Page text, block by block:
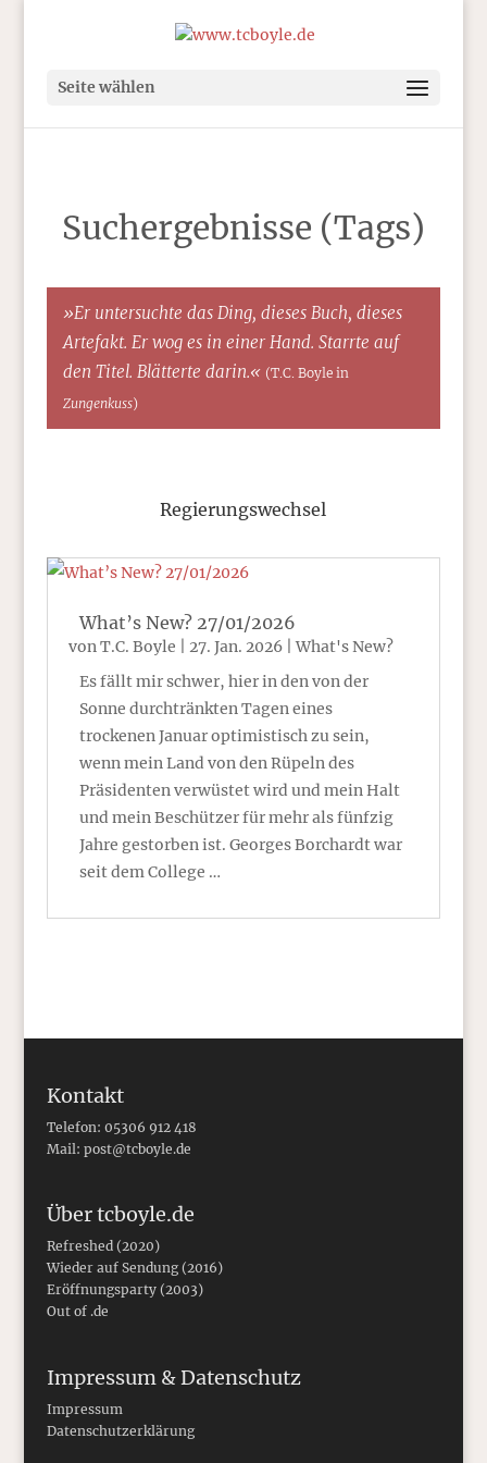
Seite wählen
Suchergebnisse (Tags)
»Er untersuchte das Ding, dieses Buch, dieses
Artefakt. Er wog es in einer Hand. Starrte auf
den Titel. Blätterte darin.« (T.C. Boyle in
Zungenkuss)
Regierungswechsel
What’s New? 27/01/2026
vonT.C. Boyle 27. Jan. 2026|What's New?
Es fällt mir schwer, hier in den von der
Sonne durchtränkten Tagen eines
trockenen Januar optimistisch zu sein,
wenn mein Land von den Rüpeln des
Präsidenten verwüstet wird und mein Halt
und mein Beschützer für mehr als fünfzig
Jahre gestorben ist. Georges Borchardt war
seit dem College …
Kontakt
Telefon: 05306 912 418
Mail: post@tcboyle.de
Über tcboyle.de
Refreshed (2020)
Wieder auf Sendung (2016)
Eröffnungsparty (2003)
Out of .de
Impressum & Datenschutz
Impressum
Datenschutzerklärung